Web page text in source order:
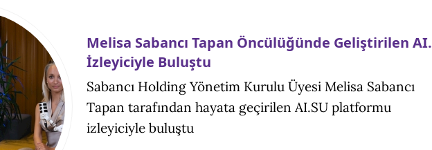
Melisa Sabancı Tapan Öncülüğünde Geliştirilen
İzleyiciyle Buluştu
Sabancı Holding Yönetim Kurulu Üyesi Melisa Sabancı
Tapan tarafından hayata geçirilen AI.SU platformu
izleyiciyle buluştu